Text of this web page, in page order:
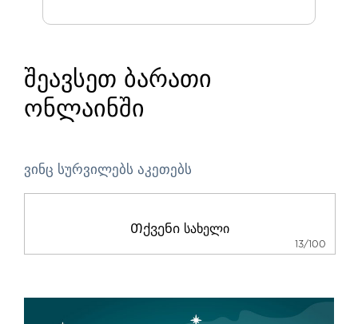
შეავსეთ ბარათი
ონლაინში
ვინც სურვილებს აკეთებს
13/100